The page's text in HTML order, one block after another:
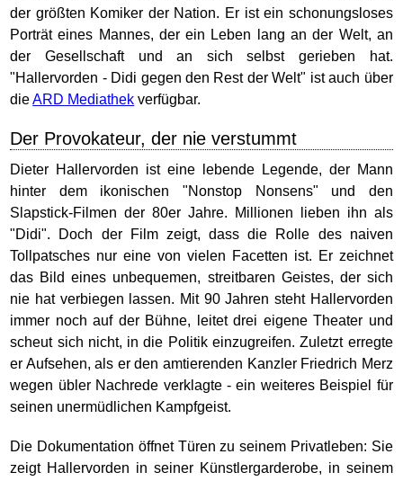
der größten Komiker der Nation. Er ist ein schonungsloses
Porträt eines Mannes, der ein Leben lang an der Welt, an
der Gesellschaft und an sich selbst gerieben hat.
"Hallervorden - Didi gegen den Rest der Welt" ist auch über
dieARD Mediathek verfügbar.
Der Provokateur, der nie verstummt
Dieter Hallervorden ist eine lebende Legende, der Mann
hinter dem ikonischen "Nonstop Nonsens" und den
Slapstick-Filmen der 80er Jahre. Millionen lieben ihn als
"Didi". Doch der Film zeigt, dass die Rolle des naiven
Tollpatsches nur eine von vielen Facetten ist. Er zeichnet
das Bild eines unbequemen, streitbaren Geistes, der sich
nie hat verbiegen lassen. Mit 90 Jahren steht Hallervorden
immer noch auf der Bühne, leitet drei eigene Theater und
scheut sich nicht, in die Politik einzugreifen. Zuletzt erregte
er Aufsehen, als er den amtierenden Kanzler Friedrich Merz
wegen übler Nachrede verklagte - ein weiteres Beispiel für
seinen unermüdlichen Kampfgeist.
Die Dokumentation öffnet Türen zu seinem Privatleben: Sie
zeigt Hallervorden in seiner Künstlergarderobe, in seinem